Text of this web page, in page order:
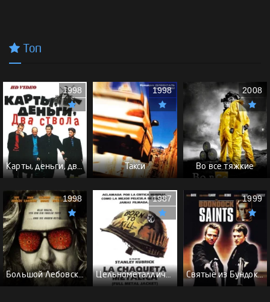
Топ
Карты, деньги, два ствола - (Перевод Гоблина)
1998
Такси
1998
Во все тяжкие
2008
Большой Лебовски - (Перевод Гоблина)
1998
Цельнометаллическая оболочка - (Перевод Гоблина)
1987
Святые из Бундока \ Святые из трущоб - (Перевод Гоблина)
1999